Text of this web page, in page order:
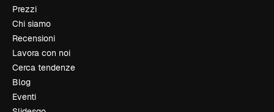
Prezzi
Chi siamo
Recensioni
Lavora con noi
Cerca tendenze
Blog
Eventi